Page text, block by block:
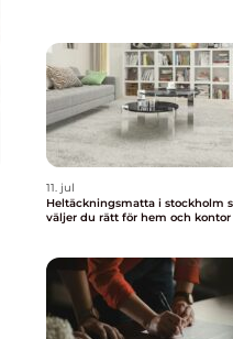
11. jul
Heltäckningsmatta i stockholm så
väljer du rätt för hem och kontor